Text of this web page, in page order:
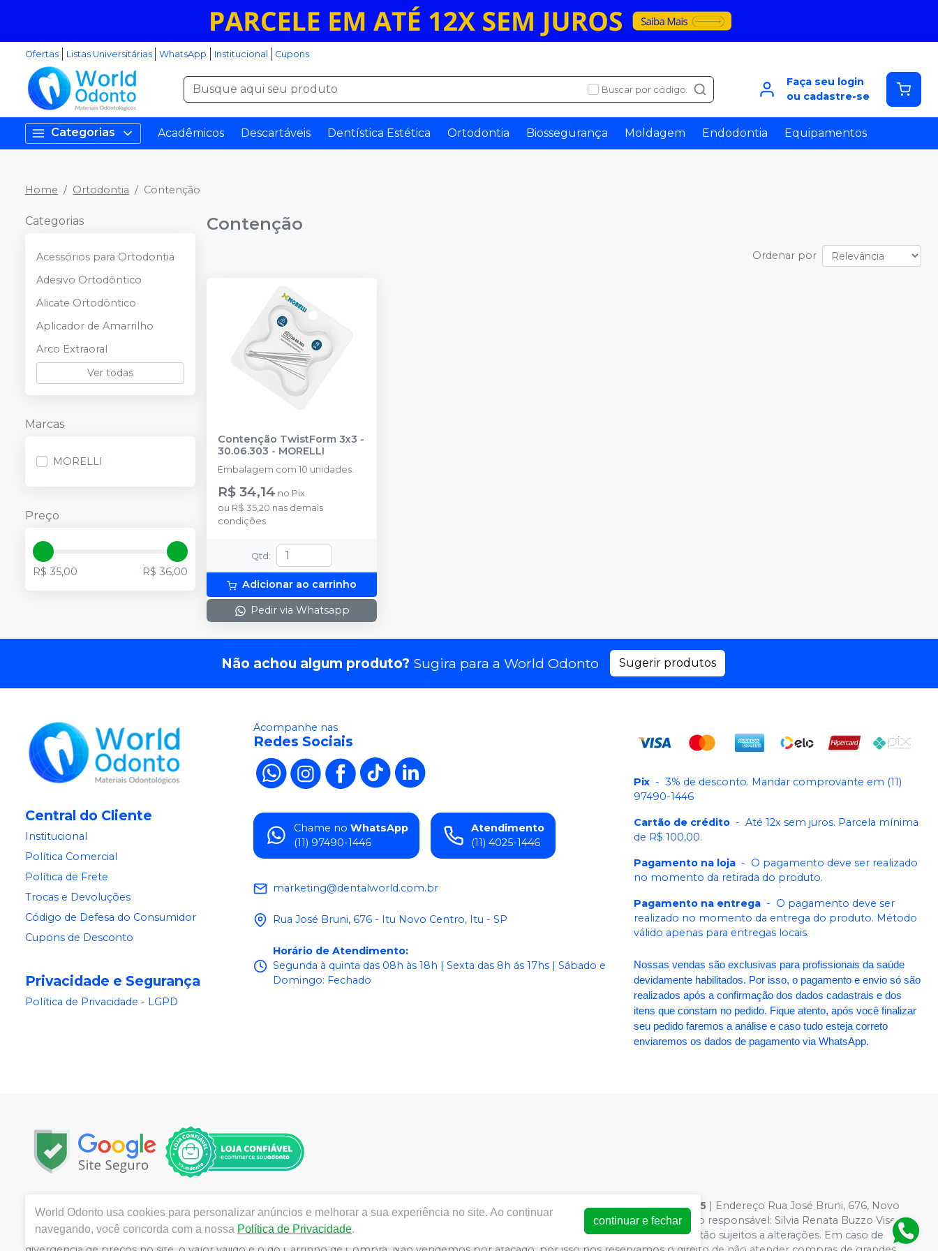
Ofertas Listas Universitárias WhatsApp Institucional Cupons
Buscar por código
Faça seu login
ou cadastre-se
Categorias Acadêmicos Descartáveis Dentística Estética Ortodontia Biossegurança Moldagem Endodontia Equipamentos
Home Ortodontia Contenção
Categorias
Acessórios para Ortodontia
Adesivo Ortodôntico
Alicate Ortodôntico
Aplicador de Amarrilho
Arco Extraoral
Ver todas
Marcas
MORELLI
Preço
R$ 35,00 R$ 36,00
Contenção
Ordenar por
Contenção TwistForm 3x3 -
30.06.303 - MORELLI
Embalagem com 10 unidades.
R$ 34,14 no Pix
ou R$ 35,20 nas demais
condições
Qtd:
Adicionar ao carrinho
Pedir via Whatsapp
Não achou algum produto? Sugira para a World Odonto Sugerir produtos
Central do Cliente
Institucional
Política Comercial
Política de Frete
Trocas e Devoluções
Código de Defesa do Consumidor
Cupons de Desconto
Privacidade e Segurança
Política de Privacidade - LGPD
Acompanhe nas
Redes Sociais
Chame no WhatsApp
(11) 97490-1446
Atendimento
(11) 4025-1446
marketing@dentalworld.com.br
Rua José Bruni, 676 - Itu Novo Centro, Itu - SP
Horário de Atendimento:
Segunda à quinta das 08h às 18h | Sexta das 8h ás 17hs | Sábado e
Domingo: Fechado
Pix - 3% de desconto. Mandar comprovante em (11)
97490-1446
Cartão de crédito - Até 12x sem juros. Parcela mínima
de R$ 100,00.
Pagamento na loja - O pagamento deve ser realizado
no momento da retirada do produto.
Pagamento na entrega - O pagamento deve ser
realizado no momento da entrega do produto. Método
válido apenas para entregas locais.
Nossas vendas são exclusivas para profissionais da saúde
devidamente habilitados. Por isso, o pagamento e envio só são
realizados após a confirmação dos dados cadastrais e dos
itens que constam no pedido. Fique atento, após você finalizar
seu pedido faremos a análise e caso tudo esteja correto
enviaremos os dados de pagamento via WhatsApp.
Copyright © 2025 | Todos os direitos reservados | www.dentalworld.com.br | World Odonto & Med Eireli | CNPJ:03.454.363.0001-95 | Endereço Rua José Bruni, 676, Novo
Centro, Itu / SP | Autorizações de Funcionamento ANVISA - Medicamentos: 25352026619/2014-15 (AFE medicamentos) - Farmacêutico responsável: Silvia Renata Buzzo Visentin
Catozzi - CRF/SP 24.419 | Política de Privacidade e Segurança - Fotos meramente ilustrativas - Os preços e condições da loja virtual estão sujeitos a alterações. Em caso de
World Odonto usa cookies para personalizar anúncios e melhorar a sua experiência no site. Ao continuar
navegando, você concorda com a nossa Política de Privacidade.
continuar e fechar